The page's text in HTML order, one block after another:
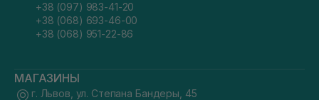
+38 (097) 983-41-20
+38 (068) 693-46-00
+38 (068) 951-22-86
МАГАЗИНЫ
г. Львов, ул. Степана Бандеры, 45